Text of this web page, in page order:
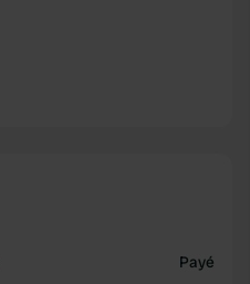
Payé